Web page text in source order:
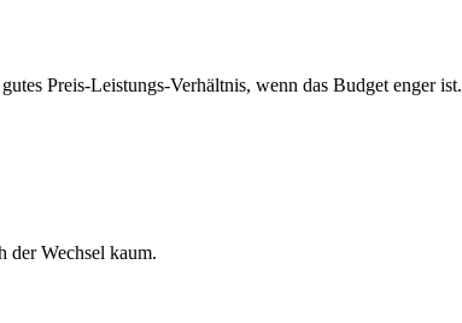
Preis-Leistungs-Verhältnis, wenn das Budget enger ist.
der Wechsel kaum.